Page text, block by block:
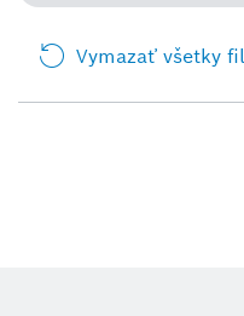
Vymazať všetky